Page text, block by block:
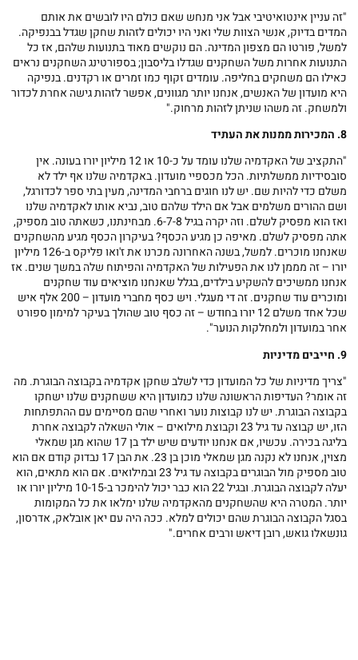
"זה עניין אינטואיטיבי אבל אני מנחש שאם כולם היו לובשים את אותם
המדים בדיוק, אנשי הצוות שלי ואני היו יכולים לזהות שחקן שגדל בבנפיקה.
למשל, פורטו הם מצפון המדינה. הם נוקשים מאוד בתנועות שלהם, אז כל
התנועות אחרות משל השחקנים שגדלו בליסבון; בספורטינג השחקנים נראים
כאילו הם משחקים בחליפה. עומדים זקוף כמו זמרים או רקדנים. בנפיקה
היא מועדון של האנשים, אנחנו יותר מגוונים, אפשר לזהות גישה אחרת לכדור
ולמשחק. זה משהו שניתן לזהות מרחוק."
8. המכירות ממנות את העתיד
"התקציב של האקדמיה שלנו עומד על כ-10 או 12 מיליון יורו בעונה. אין
סובסידיות ממשלתיות. הכל מכספיי מועדון. באקדמיה שלנו אף ילד לא
משלם כדי להיות שם. יש לנו חוגים ברחבי המדינה, מעין בתי ספר לכדורגל,
ושם ההורים משלמים אבל אם הילד שלהם טוב, נביא אותו לאקדמיה שלנו
ואז הוא מפסיק לשלם. וזה יקרה בגיל 6-7-8. מבחינתנו, כשאתה טוב מספיק,
אתה מפסיק לשלם. מאיפה כן מגיע הכסף? בעיקרון הכסף מגיע מהשחקנים
שאנחנו מוכרים. למשל, בשנה האחרונה מכרנו את ז'ואו פליקס ב-126 מיליון
יורו – זה מממן לנו את הפעילות של האקדמיה והפיתוח שלה במשך שנים. אז
אנחנו ממשיכים להשקיע בילדים, בגלל שאנחנו מוציאים עוד שחקנים
ומוכרים עוד שחקנים. זה די מעגלי. ויש כסף מחברי מועדון – 200 אלף איש
שכל אחד משלם 12 יורו בחודש – זה כסף טוב שהולך בעיקר למימון ספורט
אחר במועדון ולמחלקות הנוער".
9. חייבים מדיניות
"צריך מדיניות של כל המועדון כדי לשלב שחקן אקדמיה בקבוצה הבוגרת. מה
זה אומר? העדיפות הראשונה שלנו כמועדון היא ששחקנים שלנו ישחקו
בקבוצה הבוגרת. יש לנו קבוצות נוער ואחרי שהם מסיימים עם ההתפתחות
הזו, יש קבוצה עד גיל 23 וקבוצת מילואים – אולי השאלה לקבוצה אחרת
בליגה בכירה. עכשיו, אם אנחנו יודעים שיש ילד בן 17 שהוא מגן שמאלי
מצוין, אנחנו לא נקנה מגן שמאלי מוכן בן 23. את הבן 17 נבדוק קודם אם הוא
טוב מספיק מול הבוגרים בקבוצה עד גיל 23 ובמילואים. אם הוא מתאים, הוא
יעלה לקבוצה הבוגרת. ובגיל 22 הוא כבר יכול להימכר ב-10-15 מיליון יורו או
יותר. המטרה היא שהשחקנים מהאקדמיה שלנו ימלאו את כל המקומות
בסגל הקבוצה הבוגרת שהם יכולים למלא. ככה היה עם יאן אובלאק, אדרסון,
גונשאלו גואש, רובן דיאש ורבים אחרים."